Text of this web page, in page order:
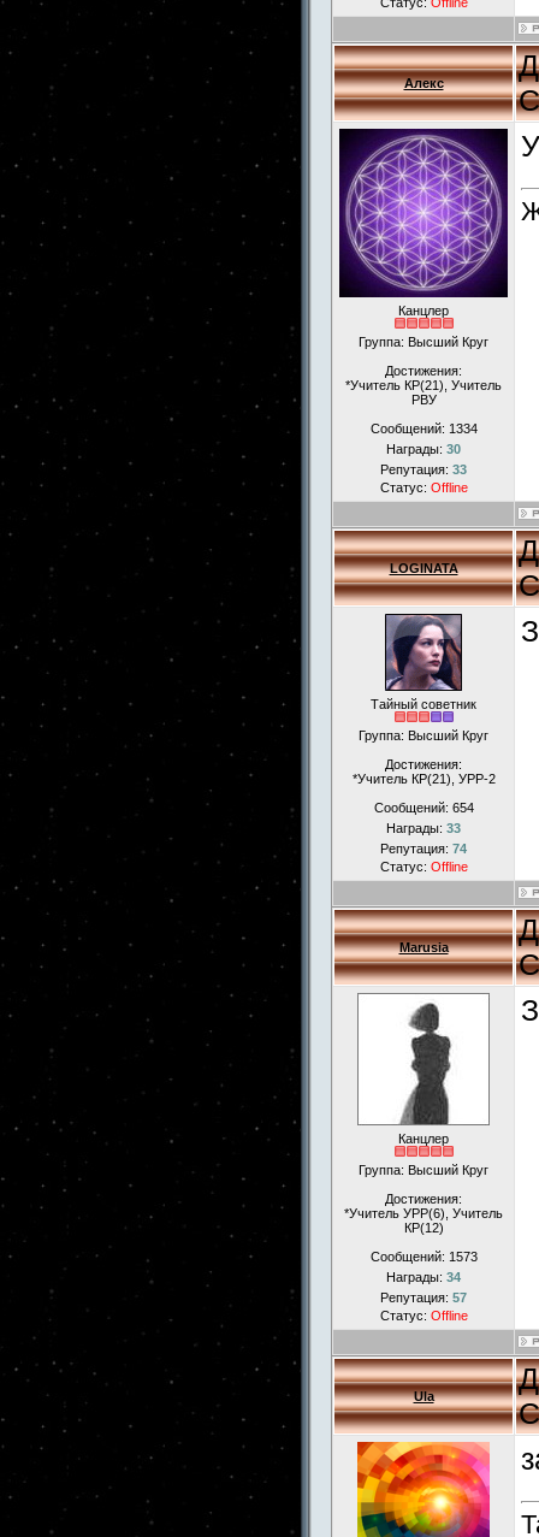
Алекс
Канцлер
Группа: Высший Круг
Достижения:
*Учитель КР(21), Учитель
РВУ
Сообщений: 1334
Награды: 30
Репутация: 33
Статус: Offline
LOGINATA
Тайный советник
Группа: Высший Круг
Достижения:
*Учитель КР(21), УРР-2
Сообщений: 654
Награды: 33
Репутация: 74
Статус: Offline
Marusia
Канцлер
Группа: Высший Круг
Достижения:
*Учитель УРР(6), Учитель
КР(12)
Сообщений: 1573
Награды: 34
Репутация: 57
Статус: Offline
Ula